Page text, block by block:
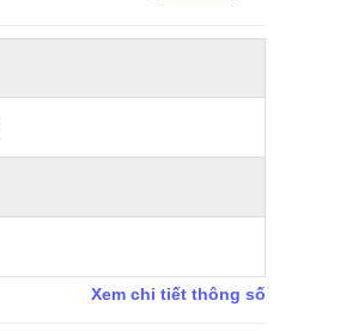
Xem chi tiết thông số